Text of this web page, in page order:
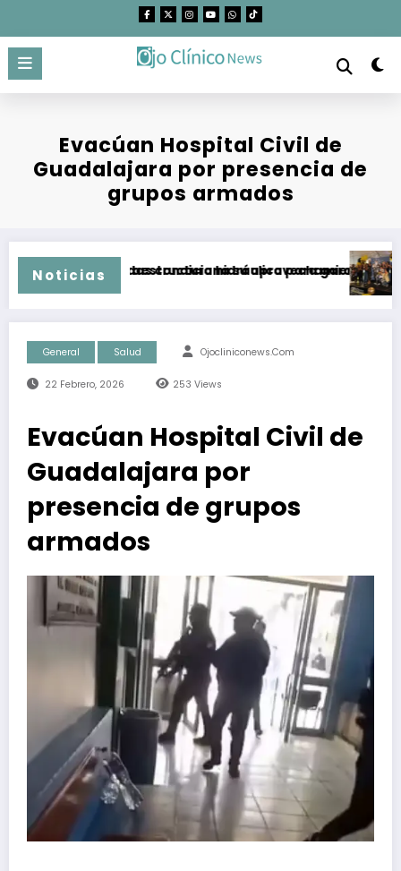
contenido
Evacúan Hospital Civil de
Guadalajara por presencia de
grupos armados
Noticias
Protegidas condiciona su aprovechamiento
ampliar infraestructura hidráulica para garantizar Supera
General Salud Ojocliniconews.com
22 Febrero, 2026 253 Views
Evacúan Hospital Civil de
Guadalajara por
presencia de grupos
armados